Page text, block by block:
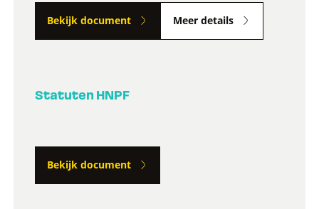
Bekijk document Meer details
Statuten HNPF
Bekijk document